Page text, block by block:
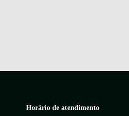
Horário de atendimento